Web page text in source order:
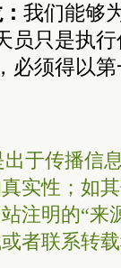
我们能够
员只是执
必须得以
于传播信
实性；如
注明的“来
者联系转